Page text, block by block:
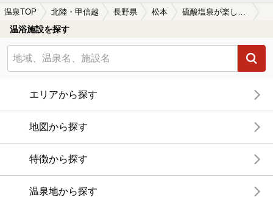
温泉TOP 北陸・甲信越 長野県 松本 硫酸塩泉が楽しめる松本の温泉、日帰り温泉、スーパー銭湯おすすめ
温浴施設を探す
エリアから探す
地図から探す
特徴から探す
温泉地から探す